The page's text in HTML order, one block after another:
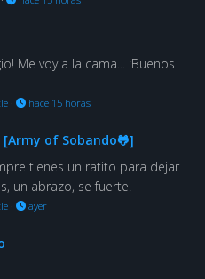
Me voy a la cama... ¡Buenos
· hace 15 horas
[Army of Sobando🐸]
tienes un ratito para dejar
un abrazo, se fuerte!
· ayer